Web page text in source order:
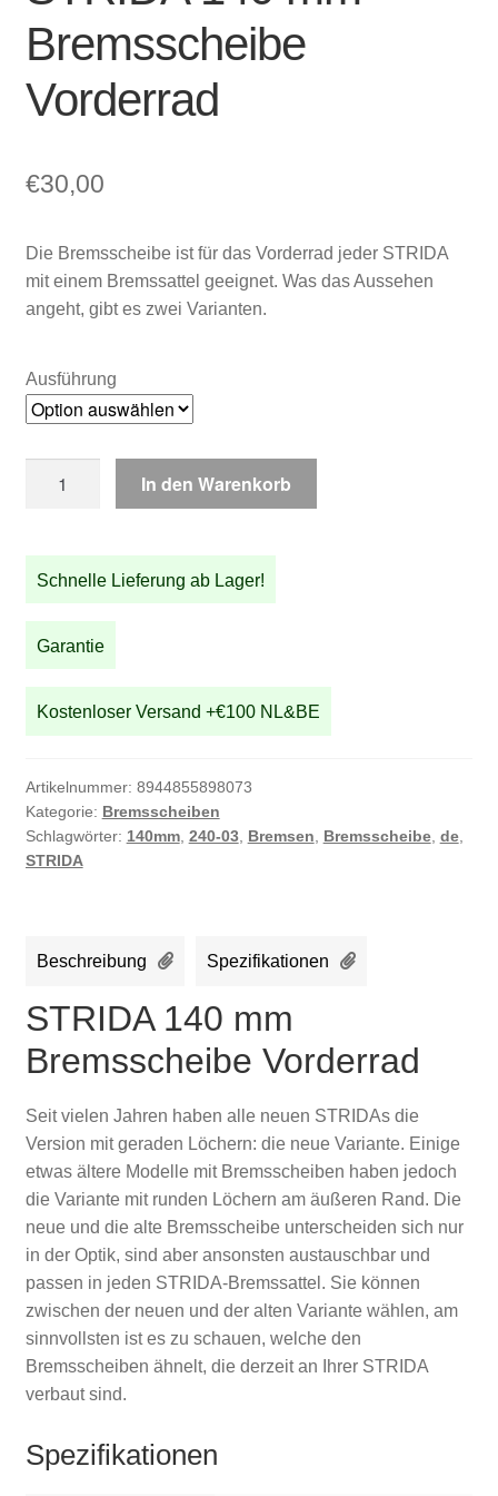
Bremsscheibe
Vorderrad
€30,00
Die Bremsscheibe ist für das Vorderrad jeder STRIDA
mit einem Bremssattel geeignet. Was das Aussehen
angeht, gibt es zwei Varianten.
Ausführung
Bremsscheibe
Vorderrad
In den Warenkorb
Schnelle Lieferung ab Lager!
Garantie
Kostenloser Versand +€100 NL&BE
Artikelnummer: 8944855898073
Kategorie: Bremsscheiben
Schlagwörter: 140mm, 240-03, Bremsen Bremsscheibe, de,
STRIDA
Beschreibung Spezifikationen
STRIDA 140 mm
Bremsscheibe Vorderrad
Seit vielen Jahren haben alle neuen STRIDAs die
Version mit geraden Löchern: die neue Variante. Einige
etwas ältere Modelle mit Bremsscheiben haben jedoch
die Variante mit runden Löchern am äußeren Rand. Die
neue und die alte Bremsscheibe unterscheiden sich nur
in der Optik, sind aber ansonsten austauschbar und
passen in jeden STRIDA-Bremssattel. Sie können
zwischen der neuen und der alten Variante wählen, am
sinnvollsten ist es zu schauen, welche den
Bremsscheiben ähnelt, die derzeit an Ihrer STRIDA
verbaut sind.
Spezifikationen